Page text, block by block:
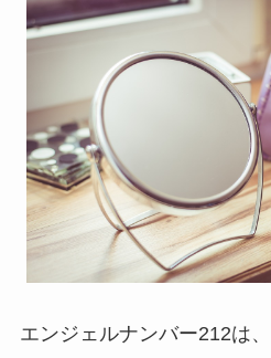
エンジェルナンバー212は